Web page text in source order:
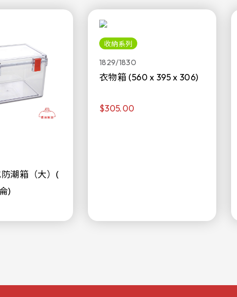
潮箱（大）(
)
收納系列
1829/1830
衣物箱 (560 x 395 x 306)
$305.00